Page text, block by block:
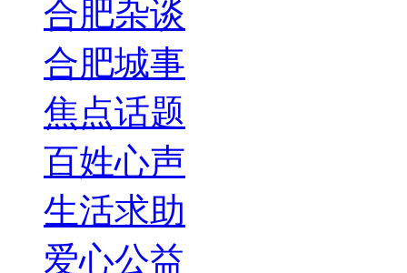
合肥杂谈
合肥城事
焦点话题
百姓心声
生活求助
爱心公益